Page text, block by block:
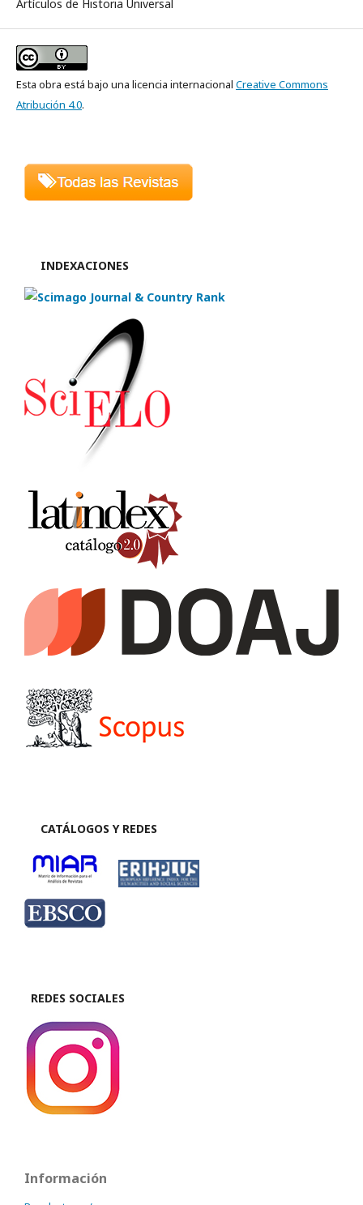
Artículos de Historia Universal
Esta obra está bajo una licencia internacional Creative Commons
Atribución 4.0.
INDEXACIONES
CATÁLOGOS Y REDES
REDES SOCIALES
Información